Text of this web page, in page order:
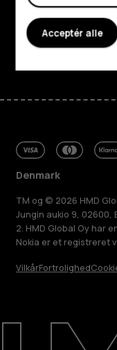
Om
Reparer,
Support
FacebookInstagram
Tiktok
Denmark
TM og © 2026 HMD
Jungin aukio 9, 02600,
2. HMD Global Oy har
Nokia er et registreret
VilkårFortrolighed
Acceptér alle